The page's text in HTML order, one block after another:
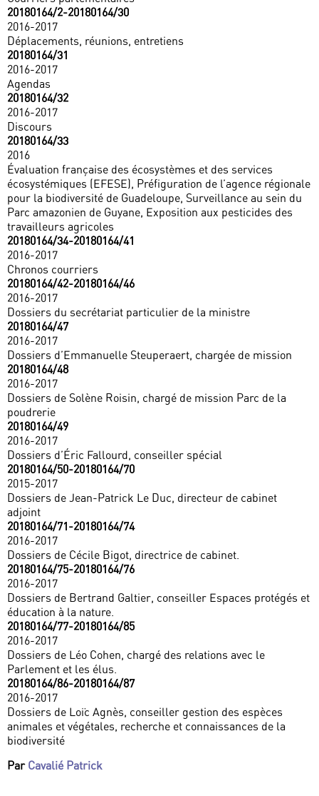
20180164/2-20180164/30
2016-2017
Déplacements, réunions, entretiens
20180164/31
2016-2017
Agendas
20180164/32
2016-2017
Discours
20180164/33
2016
Évaluation française des écosystèmes et des services
écosystémiques (EFESE), Préfiguration de l’agence régionale
pour la biodiversité de Guadeloupe, Surveillance au sein du
Parc amazonien de Guyane, Exposition aux pesticides des
travailleurs agricoles
20180164/34-20180164/41
2016-2017
Chronos courriers
20180164/42-20180164/46
2016-2017
Dossiers du secrétariat particulier de la ministre
20180164/47
2016-2017
Dossiers d’Emmanuelle Steuperaert, chargée de mission
20180164/48
2016-2017
Dossiers de Solène Roisin, chargé de mission Parc de la
poudrerie
20180164/49
2016-2017
Dossiers d’Éric Fallourd, conseiller spécial
20180164/50-20180164/70
2015-2017
Dossiers de Jean-Patrick Le Duc, directeur de cabinet
adjoint
20180164/71-20180164/74
2016-2017
Dossiers de Cécile Bigot, directrice de cabinet.
20180164/75-20180164/76
2016-2017
Dossiers de Bertrand Galtier, conseiller Espaces protégés et
éducation à la nature.
20180164/77-20180164/85
2016-2017
Dossiers de Léo Cohen, chargé des relations avec le
Parlement et les élus.
20180164/86-20180164/87
2016-2017
Dossiers de Loïc Agnès, conseiller gestion des espèces
animales et végétales, recherche et connaissances de la
biodiversité
Par Cavalié Patrick